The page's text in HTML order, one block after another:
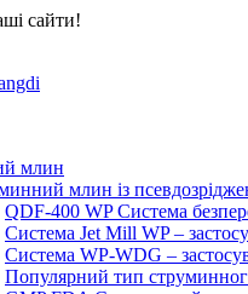
сайти!
млин
млин із
QDF-400 WP Система
Система Jet Mill WP –
Система WP-WDG –
Популярний тип